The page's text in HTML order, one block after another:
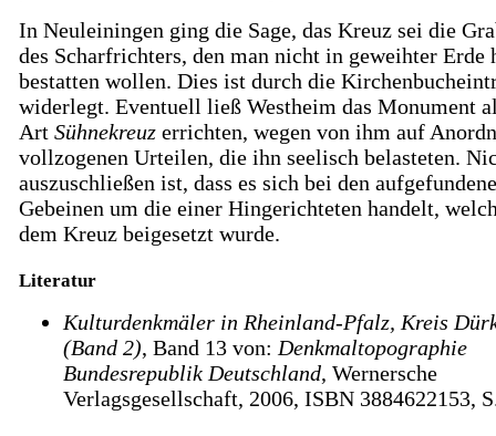
In Neuleiningen ging die Sage, das Kreuz sei die
des Scharfrichters, den man nicht in geweihter Erde
bestatten wollen. Dies ist durch die
widerlegt. Eventuell ließ Westheim das Monument
Art Sühnekreuz errichten, wegen von ihm auf
vollzogenen Urteilen, die ihn seelisch belasteten.
auszuschließen ist, dass es sich bei den
Gebeinen um die einer Hingerichteten handelt,
dem Kreuz beigesetzt wurde.
Literatur
Kulturdenkmäler in Rheinland-Pfalz, Kreis
(Band 2), Band 13 von: Denkmaltopographie
Bundesrepublik Deutschland, Wernersche
Verlagsgesellschaft, 2006, ISBN 3884622153,